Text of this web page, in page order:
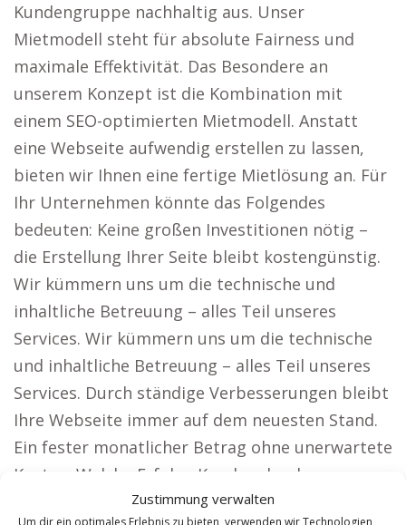
Zustimmung verwalten
Um dir ein optimales Erlebnis zu bieten, verwenden wir Technologien
Kundengruppe nachhaltig aus. Unser
Mietmodell steht für absolute Fairness und
maximale Effektivität. Das Besondere an
unserem Konzept ist die Kombination mit
einem SEO-optimierten Mietmodell. Anstatt
eine Webseite aufwendig erstellen zu lassen,
bieten wir Ihnen eine fertige Mietlösung an. Für
Ihr Unternehmen könnte das Folgendes
bedeuten: Keine großen Investitionen nötig –
die Erstellung Ihrer Seite bleibt kostengünstig.
Wir kümmern uns um die technische und
inhaltliche Betreuung – alles Teil unseres
Services. Wir kümmern uns um die technische
und inhaltliche Betreuung – alles Teil unseres
Services. Durch ständige Verbesserungen bleibt
Ihre Webseite immer auf dem neuesten Stand.
Ein fester monatlicher Betrag ohne unerwartete
Kosten. Welche Erfolge Kunden durch unsere
Lösung erzielen können. Unsere spezialisierten